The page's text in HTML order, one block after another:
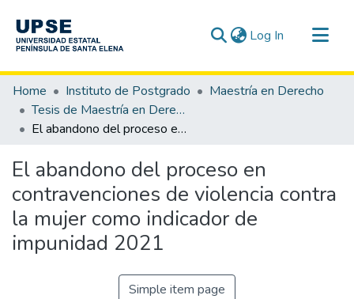
Log In (current)
Communities & Collections
All of DSpace
Statistics
Home Instituto de Postgrado
Maestría en Derecho
Tesis de Maestría en Derecho
El abandono del proceso en contravenciones de violencia contra la mujer como indicador de impunidad 2021
El abandono del proceso en
contravenciones de violencia contra
la mujer como indicador de
impunidad 2021
Simple item page